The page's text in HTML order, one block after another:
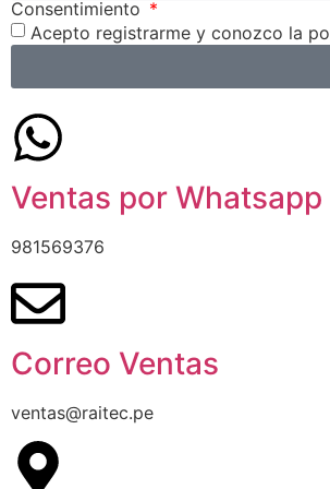
Consentimiento
Acepto registrarme y conozco la
Ventas por Whatsapp
981569376
Correo Ventas
ventas@raitec.pe